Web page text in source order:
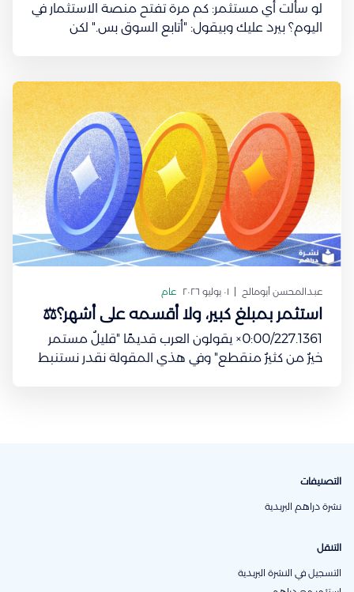
لو سألت أي مستثمر: كم مرة تفتح منصة الاستثمار في
اليوم؟ بيرد عليك وبيقول: "أتابع السوق بس." لكن
الأعصاب Wolfram Schultz واحدة من أشهر الدراسات
في
عبدالمحسن أبومالح ٠١ يوليو ٢٠٢٦ عام
استثمر بمبلغ كبير، ولا أقسمه على أشهر؟⚖️
0:00/227.1361× يقولون العرب قديمًا "قليلٌ مستمر
خيرٌ من كثيرٌ منقطع" وفي هذي المقولة نقدر نستنبط
التصنيفات
نشرة دراهم البريدية
التنقل
التسجيل في النشرة البريدية